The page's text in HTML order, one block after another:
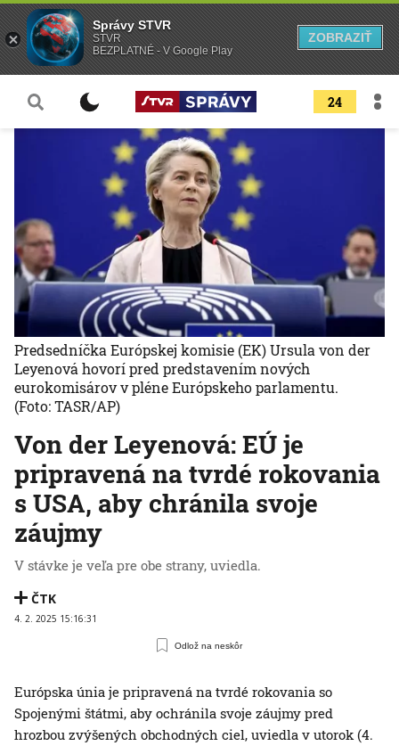
24
Von der Leyenová: EÚ je
pripravená na tvrdé rokovania
s USA, aby chránila svoje
záujmy
V stávke je veľa pre obe strany, uviedla.
ČTK
4. 2. 2025 15:16:31
Odlož na neskôr
Predsedníčka Európskej komisie (EK) Ursula von der
Leyenová hovorí pred predstavením nových
eurokomisárov v pléne Európskeho parlamentu.
(Foto: TASR/AP)
Európska únia je pripravená na tvrdé rokovania so
Spojenými štátmi, aby ochránila svoje záujmy pred
hrozbou zvýšených obchodných ciel, uviedla v utorok (4.
Správy STVR
STVR
BEZPLATNÉ - V Google Play
ZOBRAZIŤ